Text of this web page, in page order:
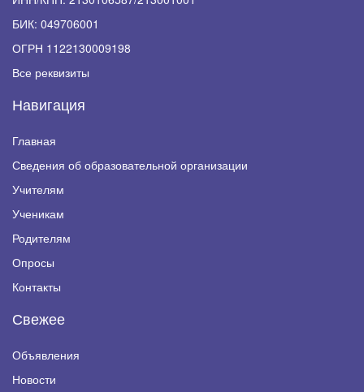
БИК: 049706001
ОГРН 1122130009198
Все реквизиты
Навигация
Главная
Сведения об образовательной организации
Учителям
Ученикам
Родителям
Опросы
Контакты
Свежее
Объявления
Новости